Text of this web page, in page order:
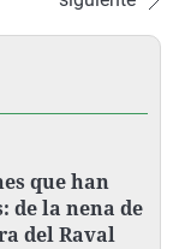
que han
de la nena de
del Raval